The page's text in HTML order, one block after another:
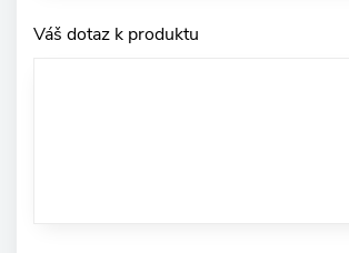
Váš dotaz k produktu